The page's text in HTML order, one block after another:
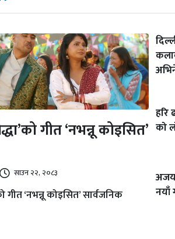
गीत ‘नभन्नू कोइसित’
साउन २२, २०८३
गीत ‘नभन्नू कोइसित’ सार्वजनिक
हरि
को
अजय
नयाँ